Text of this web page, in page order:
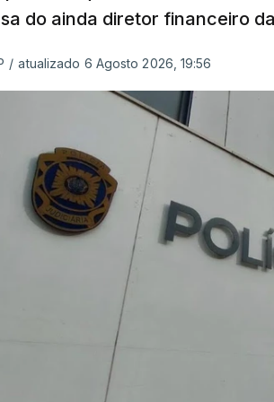
do ainda diretor financeiro
/ atualizado 6 Agosto 2026, 19:56